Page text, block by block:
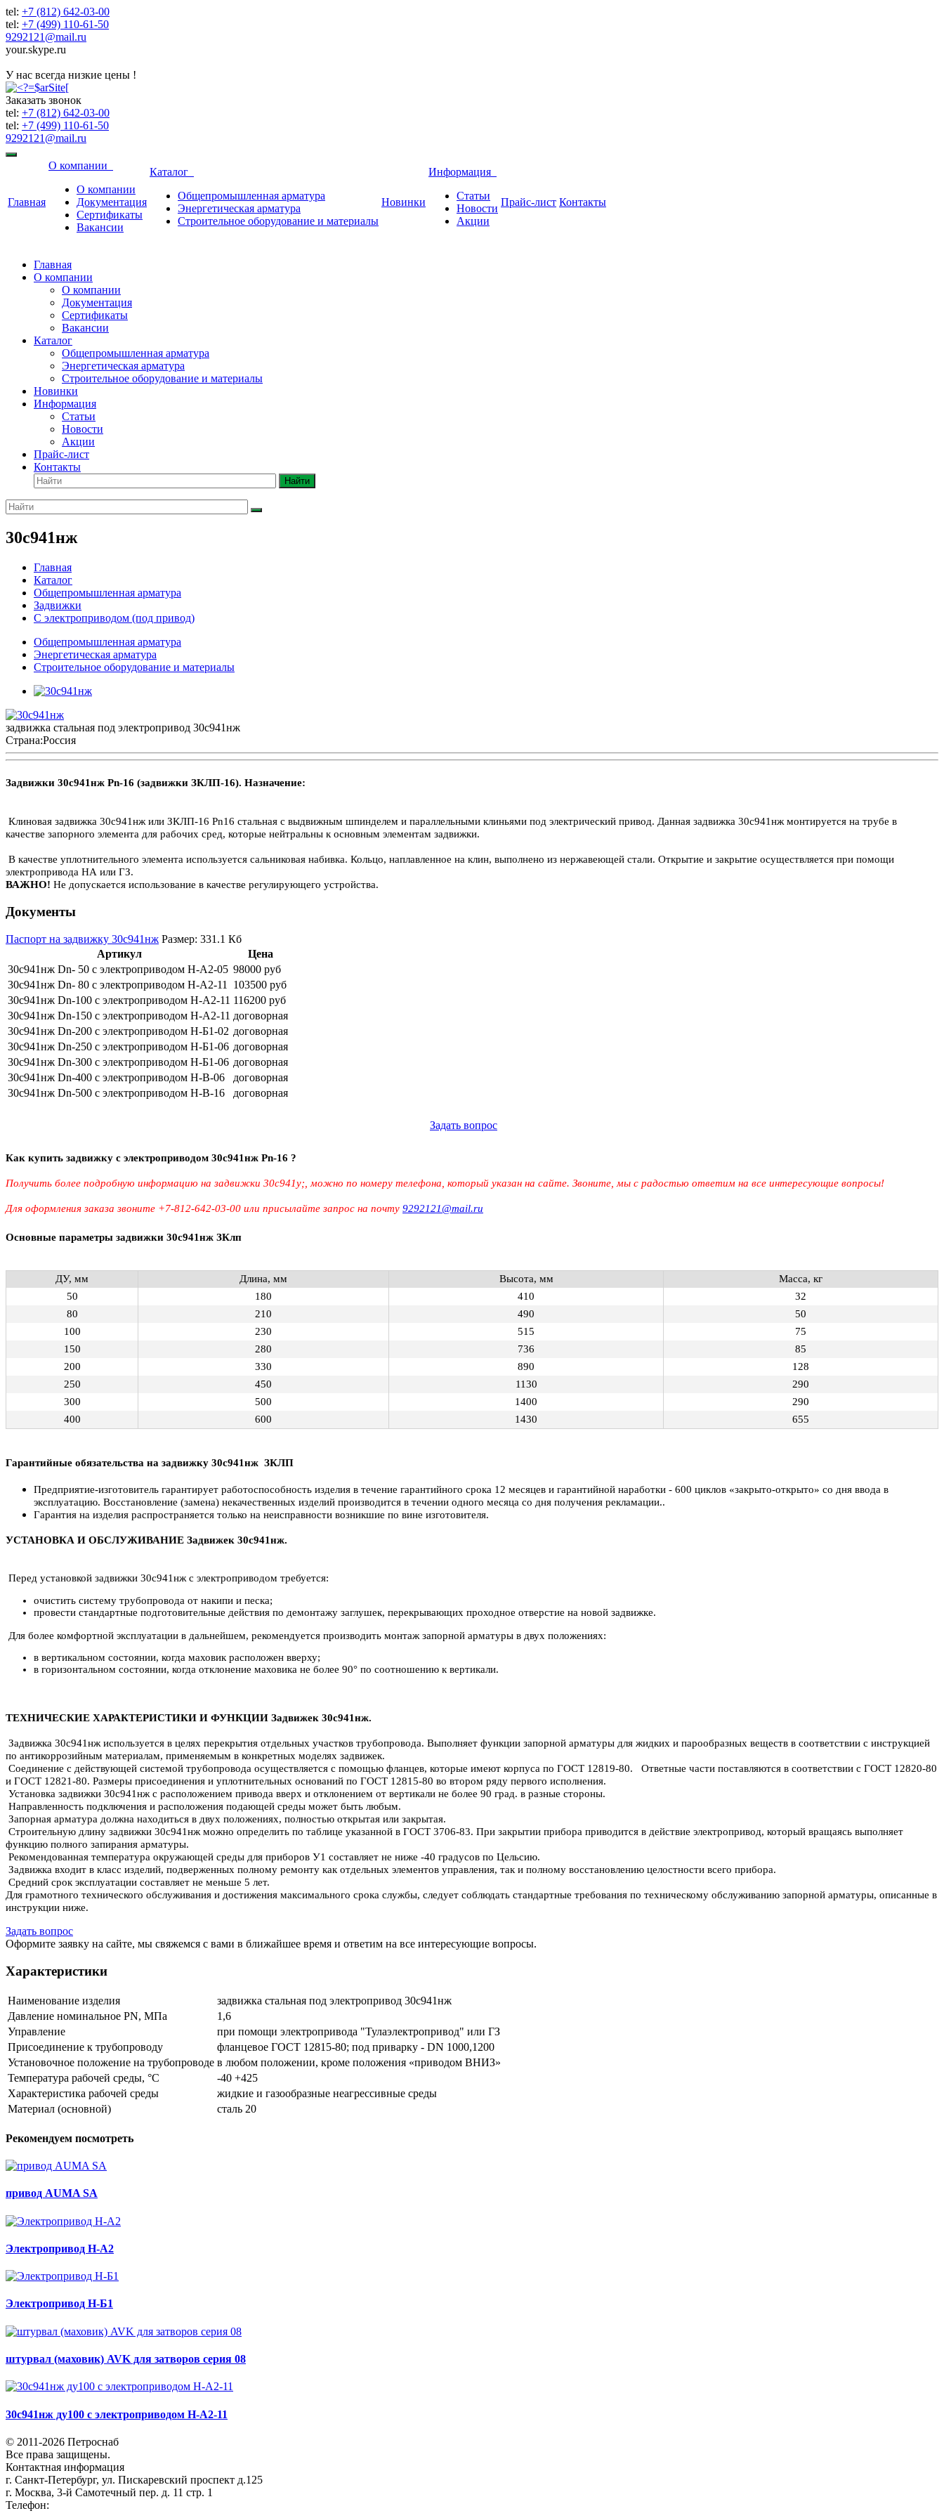
tel: +7 (812) 642-03-00
tel: +7 (499) 110-61-50
9292121@mail.ru
your.skype.ru
У нас всегда низкие цены !
Заказать звонок
tel: +7 (812) 642-03-00
tel: +7 (499) 110-61-50
9292121@mail.ru
Главная
О компании
О компании
Документация
Сертификаты
Вакансии
Каталог
Общепромышленная арматура
Энергетическая арматура
Строительное оборудование и материалы
Новинки
Информация
Статьи
Новости
Акции
Прайс-лист Контакты
Главная
О компании
О компании
Документация
Сертификаты
Вакансии
Каталог
Общепромышленная арматура
Энергетическая арматура
Строительное оборудование и материалы
Новинки
Информация
Статьи
Новости
Акции
Прайс-лист
Контакты
Найти
30с941нж
Главная
Каталог
Общепромышленная арматура
Задвижки
С электроприводом (под привод)
Общепромышленная арматура
Энергетическая арматура
Строительное оборудование и материалы
задвижка стальная под электропривод 30с941нж
Страна:Россия
Задвижки 30с941нж Pn-16 (задвижки ЗКЛП-16). Назначение:
Клиновая задвижка 30с941нж или ЗКЛП-16 Рn16 стальная с выдвижным шпинделем и параллельными клиньями под электрический привод. Данная задвижка 30с941нж монтируется на трубе в
качестве запорного элемента для рабочих сред, которые нейтральны к основным элементам задвижки.
В качестве уплотнительного элемента используется сальниковая набивка. Кольцо, наплавленное на клин, выполнено из нержавеющей стали. Открытие и закрытие осуществляется при помощи
электропривода НА или ГЗ.
ВАЖНО! Не допускается использование в качестве регулирующего устройства.
Документы
Паспорт на задвижку 30с941нж Размер: 331.1 Кб
Артикул
Цена
30с941нж Dn- 50 с электроприводом Н-А2-05 98000 руб
30с941нж Dn- 80 с электроприводом Н-А2-11
103500 руб
30с941нж Dn-100 с электроприводом Н-А2-11 116200 руб
30с941нж Dn-150 с электроприводом Н-А2-11 договорная
30с941нж Dn-200 с электроприводом Н-Б1-02 договорная
30с941нж Dn-250 с электроприводом Н-Б1-06 договорная
30с941нж Dn-300 с электроприводом Н-Б1-06 договорная
30с941нж Dn-400 с электроприводом Н-В-06
договорная
30с941нж Dn-500 с электроприводом Н-В-16
договорная
Задать вопрос
Как купить задвижку с электроприводом 30с941нж Pn-16 ?
Получить более подробную информацию на задвижки 30c941y;, можно по номеру телефона, который указан на сайте. Звоните, мы с радостью ответим на все интересующие вопросы!
Для оформления заказа звоните +7-812-642-03-00 или присылайте запрос на почту 9292121@mail.ru
Основные параметры задвижки 30с941нж ЗКлп
ДУ, мм Длина, мм Высота, мм
Масса, кг
50
180 410
32
80
210 490
50
100
230 515
75
150
280 736
85
200
330 890
128
250
450 1130
290
300
500 1400
290
400
600 1430 655
Гарантийные обязательства на задвижку 30с941нж ЗКЛП
Предприятие-изготовитель гарантирует работоспособность изделия в течение гарантийного срока 12 месяцев и гарантийной наработки - 600 циклов «закрыто-открыто» со дня ввода в
эксплуатацию. Восстановление (замена) некачественных изделий производится в течении одного месяца со дня получения рекламации..
Гарантия на изделия распространяется только на неисправности возникшие по вине изготовителя.
УСТАНОВКА И ОБСЛУЖИВАНИЕ Задвижек 30с941нж.
Перед установкой задвижки 30с941нж с электроприводом требуется:
очистить систему трубопровода от накипи и песка;
провести стандартные подготовительные действия по демонтажу заглушек, перекрывающих проходное отверстие на новой задвижке.
Для более комфортной эксплуатации в дальнейшем, рекомендуется производить монтаж запорной арматуры в двух положениях:
в вертикальном состоянии, когда маховик расположен вверху;
в горизонтальном состоянии, когда отклонение маховика не более 90° по соотношению к вертикали.
ТЕХНИЧЕСКИЕ ХАРАКТЕРИСТИКИ И ФУНКЦИИ Задвижек 30с941нж.
Задвижка 30с941нж используется в целях перекрытия отдельных участков трубопровода. Выполняет функции запорной арматуры для жидких и парообразных веществ в соответствии с инструкцией
по антикоррозийным материалам, применяемым в конкретных моделях задвижек.
Соединение с действующей системой трубопровода осуществляется с помощью фланцев, которые имеют корпуса по ГОСТ 12819-80. Ответные части поставляются в соответствии с ГОСТ 12820-80
и ГОСТ 12821-80. Размеры присоединения и уплотнительных оснований по ГОСТ 12815-80 во втором ряду первого исполнения.
Установка задвижки 30с941нж с расположением привода вверх и отклонением от вертикали не более 90 град. в разные стороны.
Направленность подключения и расположения подающей среды может быть любым.
Запорная арматура должна находиться в двух положениях, полностью открытая или закрытая.
Строительную длину задвижки 30с941нж можно определить по таблице указанной в ГОСТ 3706-83. При закрытии прибора приводится в действие электропривод, который вращаясь выполняет
функцию полного запирания арматуры.
Рекомендованная температура окружающей среды для приборов У1 составляет не ниже -40 градусов по Цельсию.
Задвижка входит в класс изделий, подверженных полному ремонту как отдельных элементов управления, так и полному восстановлению целостности всего прибора.
Средний срок эксплуатации составляет не меньше 5 лет.
Для грамотного технического обслуживания и достижения максимального срока службы, следует соблюдать стандартные требования по техническому обслуживанию запорной арматуры, описанные в
инструкции ниже.
Задать вопрос
Оформите заявку на сайте, мы свяжемся с вами в ближайшее время и ответим на все интересующие вопросы.
Характеристики
Наименование изделия
задвижка стальная под электропривод 30с941нж
Давление номинальное PN, МПа
1,6
Управление
при помощи электропривода "Тулаэлектропривод" или ГЗ
Присоединение к трубопроводу
фланцевое ГОСТ 12815-80; под приварку - DN 1000,1200
Установочное положение на трубопроводе в любом положении, кроме положения «приводом ВНИЗ»
Температура рабочей среды, °С
-40 +425
Характеристика рабочей среды
жидкие и газообразные неагрессивные среды
Материал (основной)
сталь 20
Рекомендуем посмотреть
привод AUMA SA
Электропривод Н-А2
Электропривод Н-Б1
штурвал (маховик) AVK для затворов серия 08
30с941нж ду100 с электроприводом Н-А2-11
© 2011-2026 Петроснаб
Все права защищены.
Контактная информация
г. Санкт-Петербург, ул. Пискаревский проспект д.125
г. Москва, 3-й Самотечный пер. д. 11 стр. 1
Телефон: